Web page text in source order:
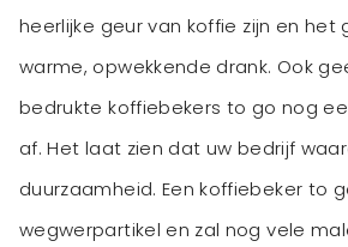
heerlijke geur van koffie zijn en het
warme, opwekkende drank. Ook
bedrukte koffiebekers to go nog
af. Het laat zien dat uw bedrijf
duurzaamheid. Een koffiebeker to
wegwerpartikel en zal nog vele